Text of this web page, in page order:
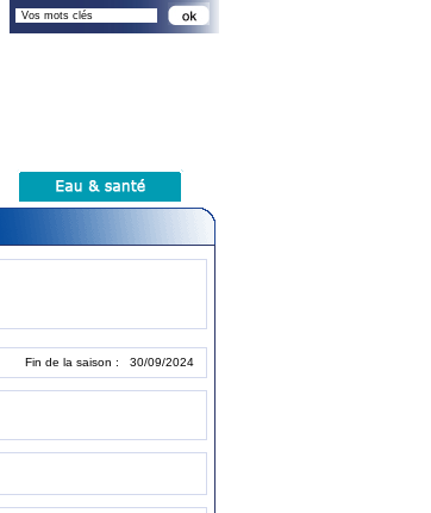
Fin de la saison : 30/09/2024